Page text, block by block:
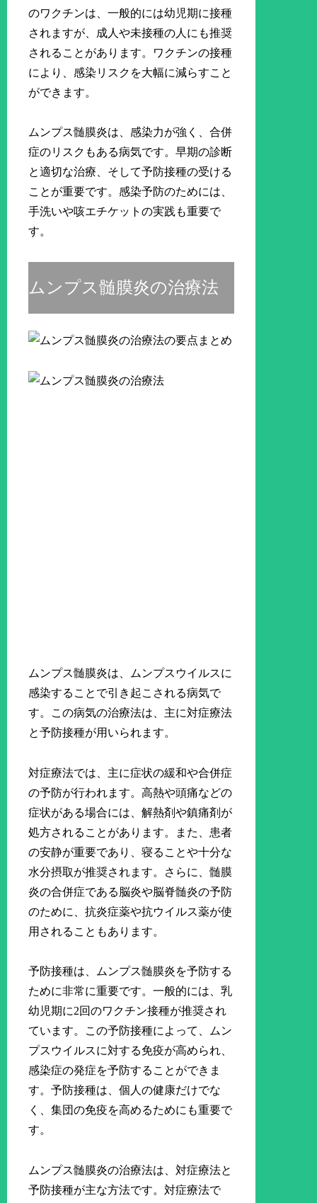
のワクチンは、一般的には幼児期に接種
されますが、成人や未接種の人にも推奨
されることがあります。ワクチンの接種
により、感染リスクを大幅に減らすこと
ができます。
ムンプス髄膜炎は、感染力が強く、合併
症のリスクもある病気です。早期の診断
と適切な治療、そして予防接種の受ける
ことが重要です。感染予防のためには、
手洗いや咳エチケットの実践も重要で
す。
ムンプス髄膜炎の治療法
ムンプス髄膜炎は、ムンプスウイルスに
感染することで引き起こされる病気で
す。この病気の治療法は、主に対症療法
と予防接種が用いられます。
対症療法では、主に症状の緩和や合併症
の予防が行われます。高熱や頭痛などの
症状がある場合には、解熱剤や鎮痛剤が
処方されることがあります。また、患者
の安静が重要であり、寝ることや十分な
水分摂取が推奨されます。さらに、髄膜
炎の合併症である脳炎や脳脊髄炎の予防
のために、抗炎症薬や抗ウイルス薬が使
用されることもあります。
予防接種は、ムンプス髄膜炎を予防する
ために非常に重要です。一般的には、乳
幼児期に2回のワクチン接種が推奨され
ています。この予防接種によって、ムン
プスウイルスに対する免疫が高められ、
感染症の発症を予防することができま
す。予防接種は、個人の健康だけでな
く、集団の免疫を高めるためにも重要で
す。
ムンプス髄膜炎の治療法は、対症療法と
予防接種が主な方法です。対症療法で